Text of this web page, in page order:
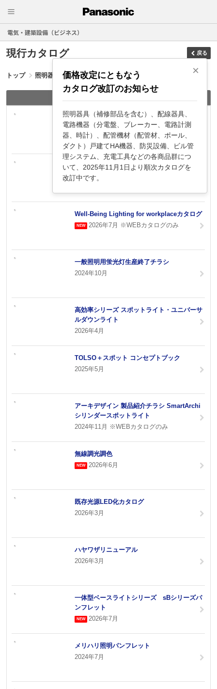
電気・建築設備（ビジネス）
現行カタログ 戻る
トップ 照明器具 店舗照明
施設・屋外・店舗照明総合カタログ 2026
2026年3月
新商品カタログ2026（テクニカル・建物周辺
照明）
Well-Being Lighting for workplaceカタログ
2026年7月 ※WEBカタログのみ
一般照明用蛍光灯生産終了チラシ
2024年10月
高効率シリーズ スポットライト・ユニバーサ
ルダウンライト
2026年4月
TOLSO＋スポット コンセプトブック
2025年5月
アーキデザイン 製品紹介チラシ SmartArchi
シリンダースポットライト
2024年11月 ※WEBカタログのみ
無線調光調色
2026年6月
既存光源LED化カタログ
2026年3月
ハヤワザリニューアル
2026年3月
一体型ベースライトシリーズ sBシリーズパ
ンフレット
2026年7月
メリハリ照明パンフレット
2024年7月
×
価格改定にともなう
カタログ改訂のお知らせ
照明器具（補修部品を含む）、配線器具、
電路機器（分電盤、ブレーカー、電路計測
器、時計）、配管機材（配管材、ポール、
ダクト）戸建てHA機器、防災設備、ビル管
理システム、充電工具などの各商品群につ
いて、2025年11月1日より順次カタログを
改訂中です。